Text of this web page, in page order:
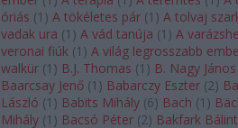
óriás (1 ) A tökéletes pár (1 ) A tolvaj
vadak ura (1 ) A vád tanúja (1 ) A
veronai fiúk (1 ) A világ legrosszabb
walkür (1 ) B.J. Thomas (1 ) B. Nagy János
Baarcsay Jenő (1 ) Babarczy Eszter (2)
László (1 ) Babits Mihály (6) Bach (1 )
Mihály (1 ) Bacsó Péter (2) Bakfark Bálint